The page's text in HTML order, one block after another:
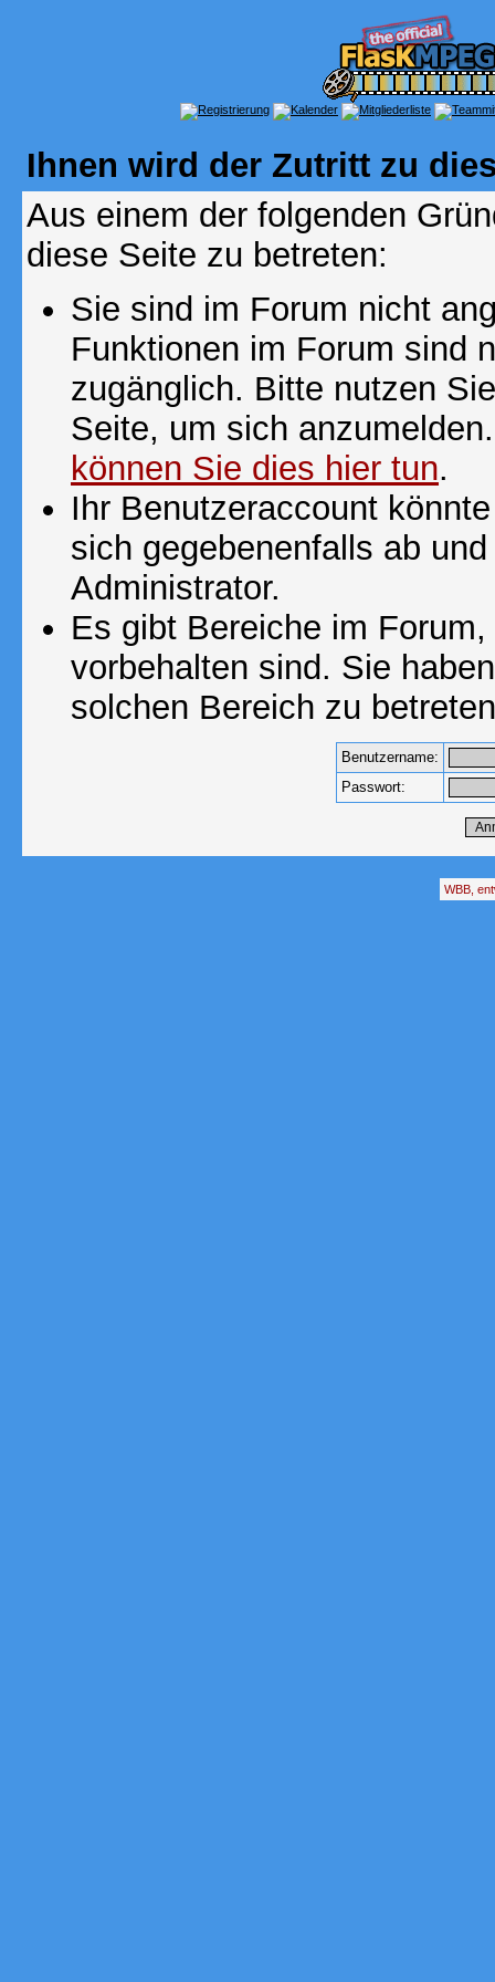
Ihnen wird der Zutritt zu
Aus einem der folgenden
diese Seite zu betreten:
Sie sind im Forum nicht
Funktionen im Forum sind
zugänglich. Bitte nutzen
Seite, um sich
können Sie dies hier tun.
Ihr Benutzeraccount
sich gegebenenfalls ab
Administrator.
Es gibt Bereiche im
vorbehalten sind. Sie
solchen Bereich zu
Benutzername:
Passwort:
WBB,